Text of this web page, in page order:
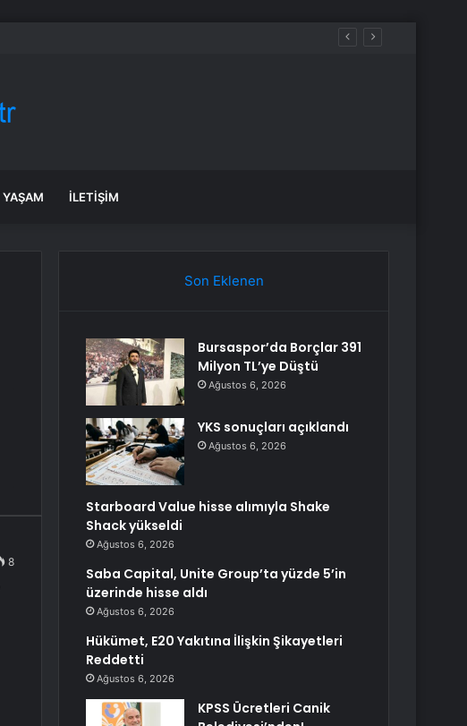
YAŞAM İLETIŞIM
8
Son Eklenen
Bursaspor’da Borçlar 391
Milyon TL’ye Düştü
Ağustos 6, 2026
YKS sonuçları açıklandı
Ağustos 6, 2026
Starboard Value hisse alımıyla Shake
Shack yükseldi
Ağustos 6, 2026
Saba Capital, Unite Group’ta yüzde 5’in
üzerinde hisse aldı
Ağustos 6, 2026
Hükümet, E20 Yakıtına İlişkin Şikayetleri
Reddetti
Ağustos 6, 2026
KPSS Ücretleri Canik